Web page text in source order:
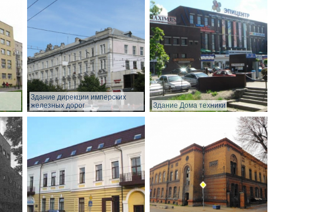
Здание дирекции имперских
железных дорог
Здание Дома техники